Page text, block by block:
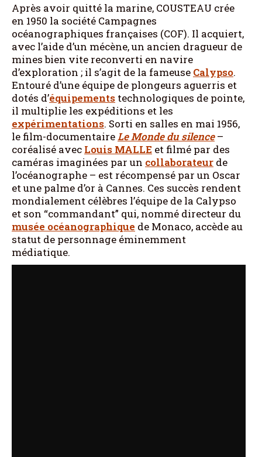
Après avoir quitté la marine, COUSTEAU crée
en 1950 la société Campagnes
océanographiques françaises (COF). Il acquiert,
avec l’aide d’un mécène, un ancien dragueur de
mines bien vite reconverti en navire
d’exploration ; il s’agit de la fameuse Calypso.
Entouré d’une équipe de plongeurs aguerris et
dotés d’équipements technologiques de pointe,
il multiplie les expéditions et les
expérimentations. Sorti en salles en mai 1956,
le film-documentaireLe Monde du silence–
coréalisé avec Louis MALLE et filmé par des
caméras imaginées par un collaborateur de
l’océanographe – est récompensé par un Oscar
et une palme d’or à Cannes. Ces succès rendent
mondialement célèbres l’équipe de la Calypso
et son “commandant” qui, nommé directeur du
musée océanographique de Monaco, accède au
statut de personnage éminemment
médiatique.